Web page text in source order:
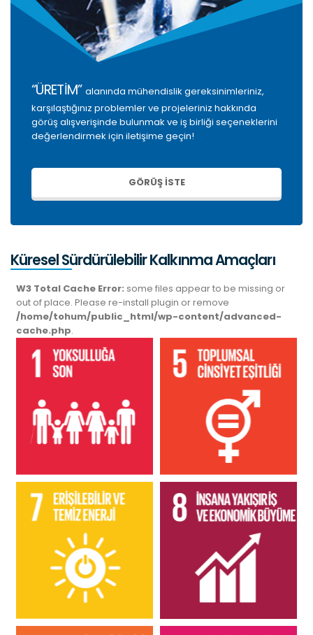
“ÜRETİM”alanında mühendislik gereksinimleriniz,
karşılaştığınız problemler ve projeleriniz hakkında
görüş alışverişinde bulunmak ve iş birliği seçeneklerini
değerlendirmek için iletişime geçin!
GÖRÜŞ İSTE
Küresel Sürdürülebilir Kalkınma Amaçları
W3 Total Cache Error: some files appear to be missing or
out of place. Please re-install plugin or remove
/home/tohum/public_html/wp-content/advanced-
cache.php.